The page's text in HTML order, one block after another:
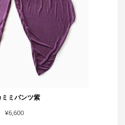
ミミパンツ紫